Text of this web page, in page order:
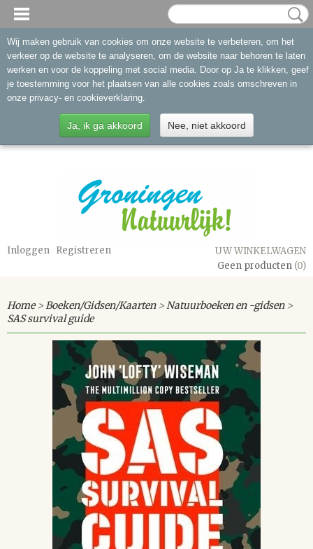
Inloggen Registreren
UW WINKELWAGEN
Geen producten (0)
Home>Boeken/Gidsen/Kaarten>Natuurboeken en -gidsen>
SAS survival guide
Wij maken gebruik van cookies om onze website te verbeteren, om het
verkeer op de website te analyseren, om de website naar behoren te laten
werken en voor de koppeling met social media. Door op Ja te klikken, geef
je toestemming voor het plaatsen van alle cookies zoals omschreven in
onze privacy- en cookieverklaring.
Ja, ik ga akkoord Nee, niet akkoord